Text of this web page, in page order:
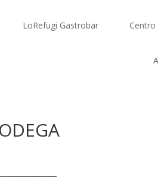
LoRefugi Gastrobar Centro